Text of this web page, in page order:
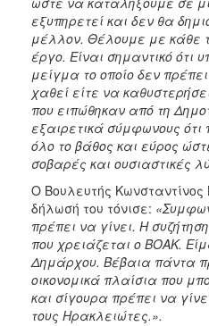
εξυπηρετεί και δεν θα
μέλλον. Θέλουμε με κάθε
έργο. Είναι σημαντικό ότι
μείγμα το οποίο δεν
χαθεί είτε να
που ειπώθηκαν από τη
εξαιρετικά σύμφωνους
όλο το βάθος και εύρος
σοβαρές και ουσιαστικές
Ο Βουλευτής
δήλωσή του τόνισε:
πρέπει να γίνει. Η
που χρειάζεται ο ΒΟΑΚ.
Δημάρχου. Βέβαια πάντα
οικονομικά πλαίσια που
και σίγουρα πρέπει να
τους Ηρακλειώτες.».